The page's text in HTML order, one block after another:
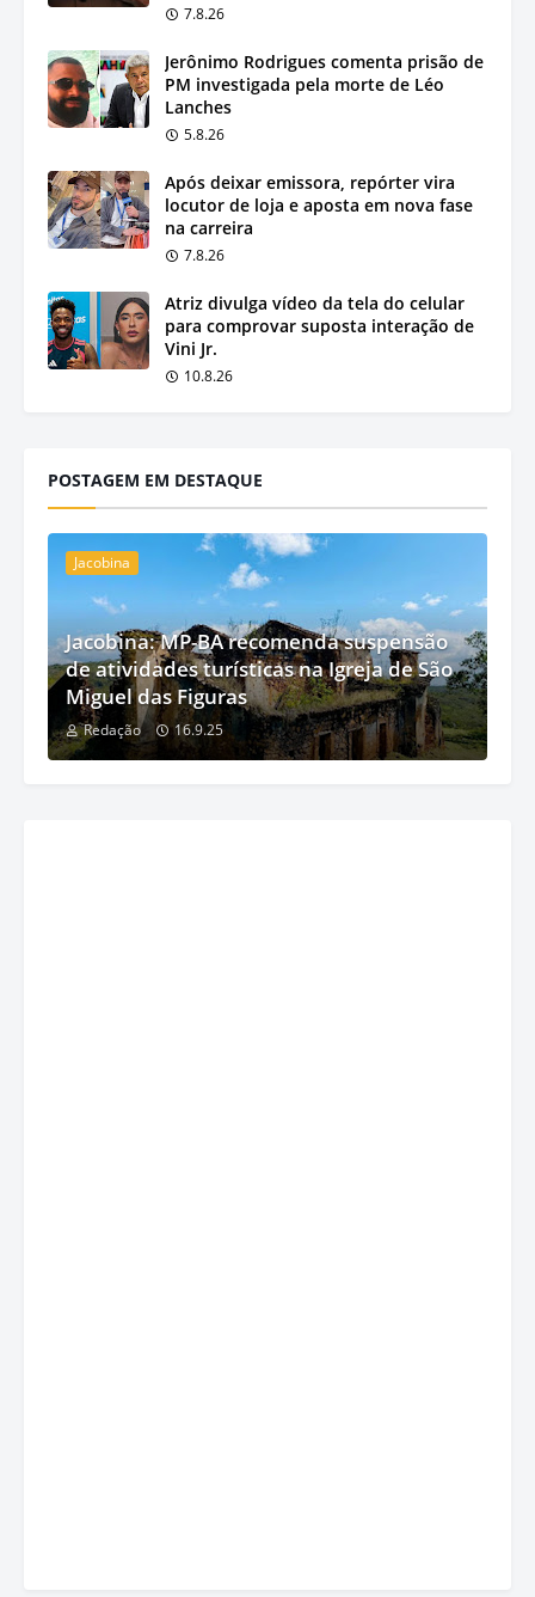
7.8.26
Jerônimo Rodrigues comenta prisão de
PM investigada pela morte de Léo
Lanches
5.8.26
Após deixar emissora, repórter vira
locutor de loja e aposta em nova fase
na carreira
7.8.26
Atriz divulga vídeo da tela do celular
para comprovar suposta interação de
Vini Jr.
10.8.26
POSTAGEM EM DESTAQUE
Jacobina
Jacobina: MP-BA recomenda suspensão
de atividades turísticas na Igreja de São
Miguel das Figuras
Redação 16.9.25